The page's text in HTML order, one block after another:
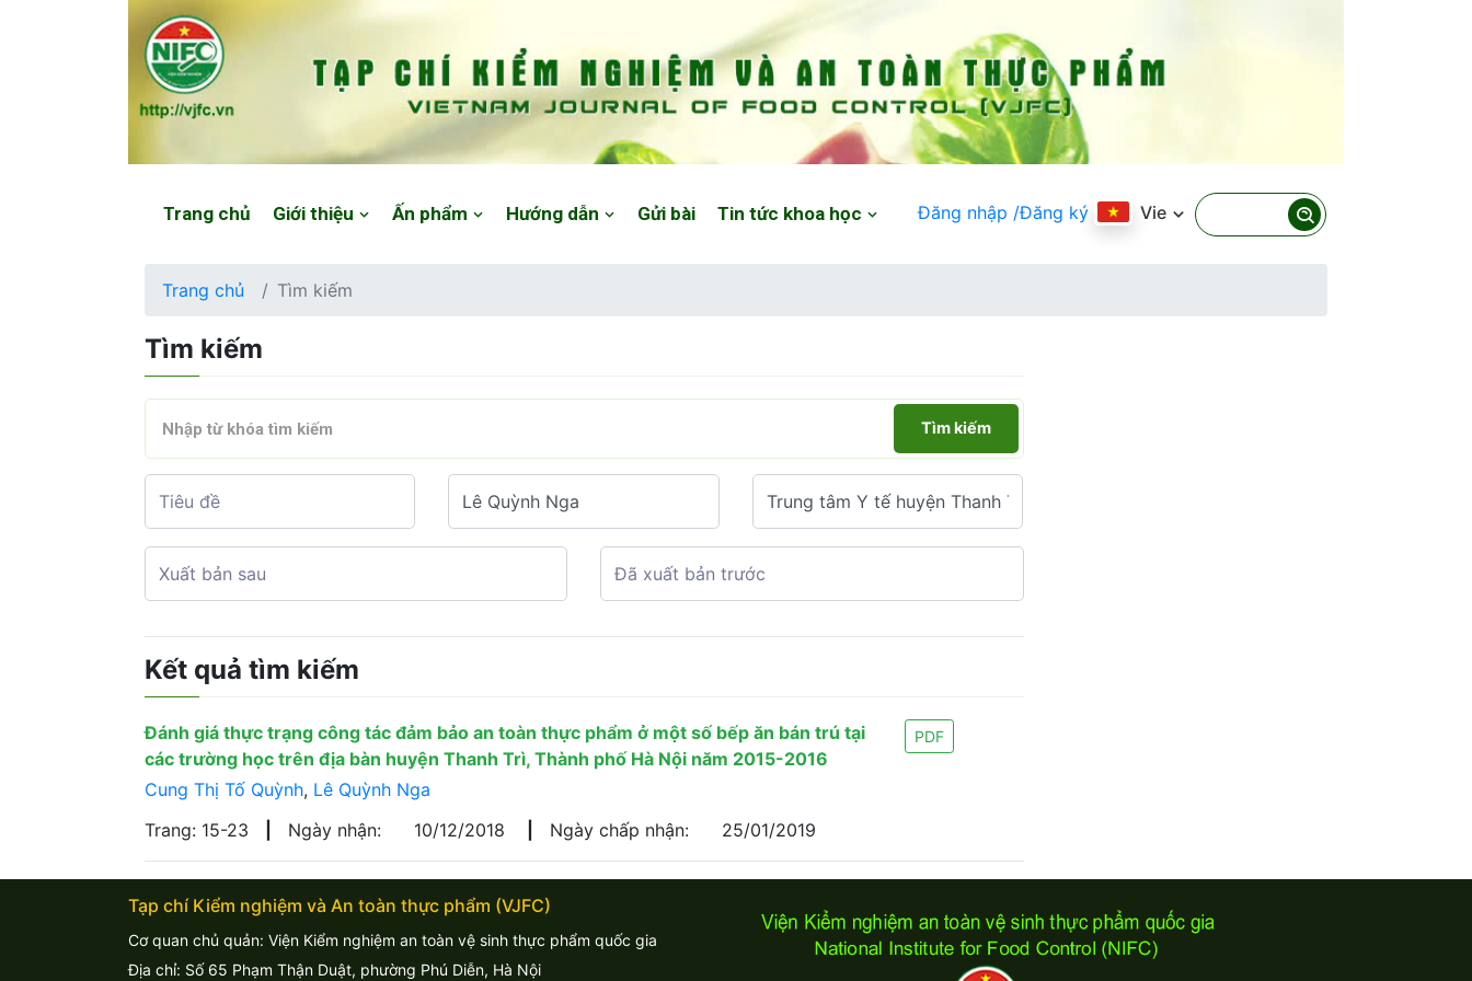
Trang chủ Giới thiệu Ấn phẩm Hướng dẫn Gửi bài Tin tức khoa học Đăng nhập /Đăng ký Vie
Trang chủ Tìm kiếm
Tìm kiếm
Tìm kiếm
Kết quả tìm kiếm
Đánh giá thực trạng công tác đảm bảo an toàn thực phẩm ở một số bếp ăn bán trú tại
các trường học trên địa bàn huyện Thanh Trì, Thành phố Hà Nội năm 2015-2016
PDF
Cung Thị Tố Quỳnh, Lê Quỳnh Nga
Trang: 15-23
Ngày nhận: 10/12/2018 Ngày chấp nhận: 25/01/2019
Tạp chí Kiểm nghiệm và An toàn thực phẩm (VJFC)
Cơ quan chủ quản: Viện Kiểm nghiệm an toàn vệ sinh thực phẩm quốc gia
Địa chỉ: Số 65 Phạm Thận Duật, phường Phú Diễn, Hà Nội